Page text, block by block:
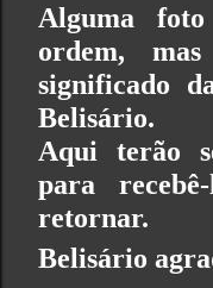
Alguma
ordem,
significado
Belisário.
Aqui terão
para
retornar.
Belisário